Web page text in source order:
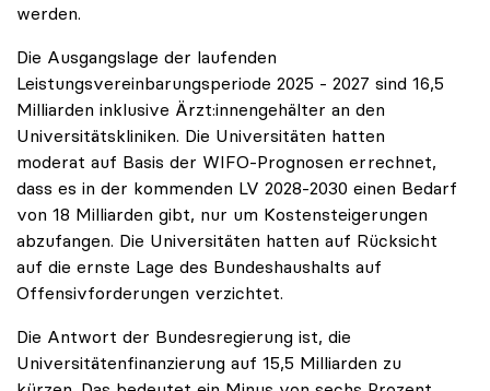
werden.
Die Ausgangslage der laufenden
Leistungsvereinbarungsperiode 2025 - 2027 sind 16,5
Milliarden inklusive Ärzt:innengehälter an den
Universitätskliniken. Die Universitäten hatten
moderat auf Basis der WIFO-Prognosen errechnet,
dass es in der kommenden LV 2028-2030 einen Bedarf
von 18 Milliarden gibt, nur um Kostensteigerungen
abzufangen. Die Universitäten hatten auf Rücksicht
auf die ernste Lage des Bundeshaushalts auf
Offensivforderungen verzichtet.
Die Antwort der Bundesregierung ist, die
Universitätenfinanzierung auf 15,5 Milliarden zu